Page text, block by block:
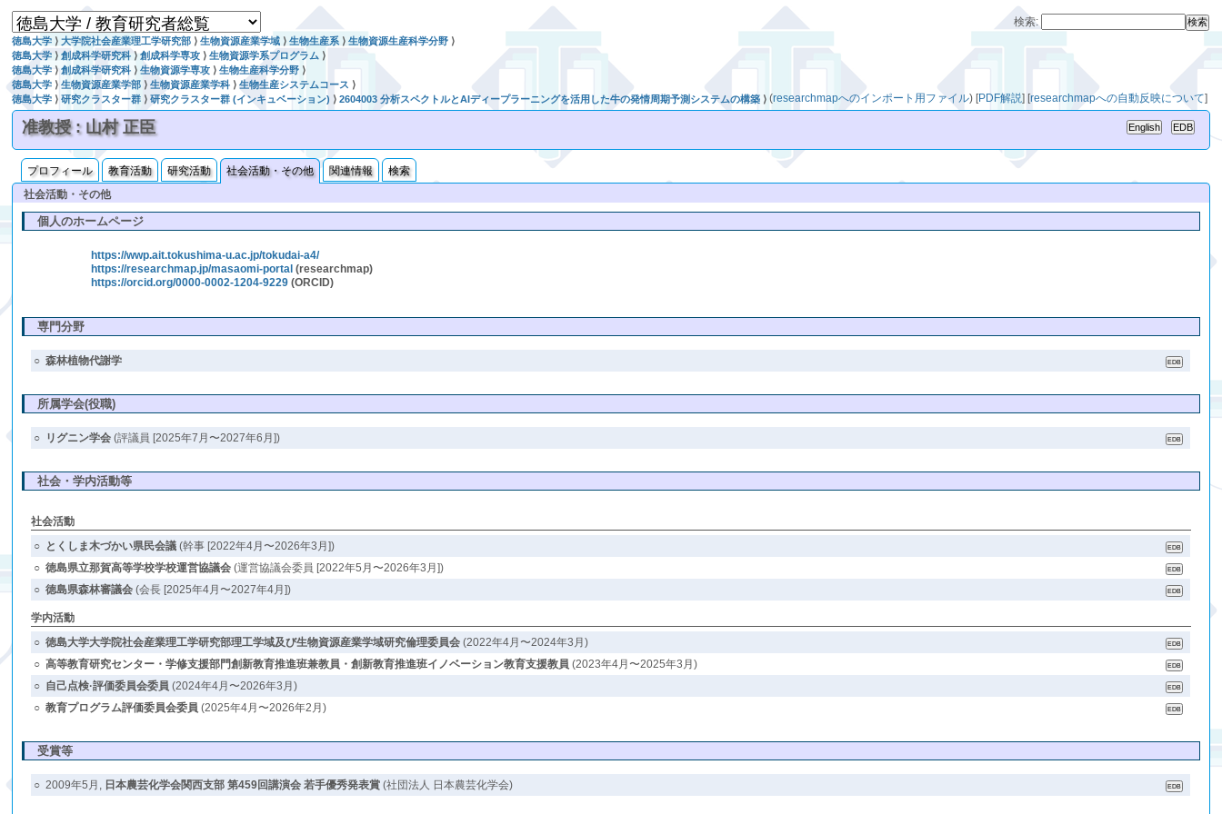
検索:
徳島大学 ⟩大学院社会産業理工学研究部 ⟩生物資源産業学域 ⟩生物生産系 ⟩生物資源生産科学分野 ⟩
徳島大学 ⟩創成科学研究科 ⟩創成科学専攻 ⟩生物資源学系プログラム ⟩
徳島大学⟩創成科学研究科 ⟩生物資源学専攻 ⟩生物生産科学分野 ⟩
徳島大学 ⟩生物資源産業学部 ⟩生物資源産業学科 ⟩生物生産システムコース ⟩
徳島大学 ⟩研究クラスター群 ⟩研究クラスター群 (インキュベーション) ⟩2604003 分析スペクトルとAIディープラーニングを活用した牛の発情周期予測システムの構築 ⟩ (researchmapへのインポート用ファイル) [PDF解説] [researchmapへの自動反映について]
准教授 : 山村 正臣
プロフィール 教育活動 研究活動 社会活動・その他 関連情報
検索
社会活動・その他
個人のホームページ
https://wwp.ait.tokushima-u.ac.jp/tokudai-a4/
https://researchmap.jp/masaomi-portal (researchmap)
https://orcid.org/0000-0002-1204-9229 (ORCID)
専門分野
○ 森林植物代謝学
所属学会(役職)
○ リグニン学会 (評議員 [2025年7月〜2027年6月])
社会・学内活動等
社会活動
○ とくしま木づかい県民会議 (幹事 [2022年4月〜2026年3月])
○ 徳島県立那賀高等学校学校運営協議会 (運営協議会委員 [2022年5月〜2026年3月])
○ 徳島県森林審議会 (会長 [2025年4月〜2027年4月])
学内活動
○ 徳島大学大学院社会産業理工学研究部理工学域及び生物資源産業学域研究倫理委員会 (2022年4月〜2024年3月)
○ 高等教育研究センター・学修支援部門創新教育推進班兼教員・創新教育推進班イノベーション教育支援教員 (2023年4月〜2025年3月)
○ 自己点検·評価委員会委員 (2024年4月〜2026年3月)
○ 教育プログラム評価委員会委員 (2025年4月〜2026年2月)
受賞等
○ 2009年5月, 日本農芸化学会関西支部 第459回講演会 若手優秀発表賞 (社団法人 日本農芸化学会)